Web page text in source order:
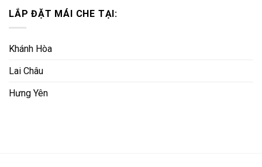
LẮP ĐẶT MÁI CHE TẠI:
Khánh Hòa
Lai Châu
Hưng Yên